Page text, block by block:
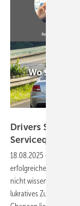
Drivers Seat 33:
Servicequalität
18.08.2025 -
erfolgreicher
nicht wissen und
lukratives